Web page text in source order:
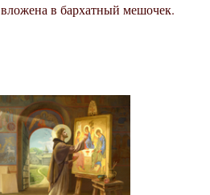
в бархатный мешочек.